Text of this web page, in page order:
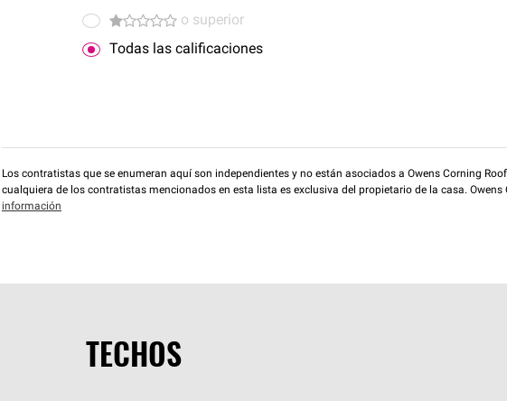
o superior
Todas las calificaciones
Los contratistas que se enumeran aquí son independientes y no están asociados a Owens Corning
cualquiera de los contratistas mencionados en esta lista es exclusiva del propietario de la casa.
información
TECHOS